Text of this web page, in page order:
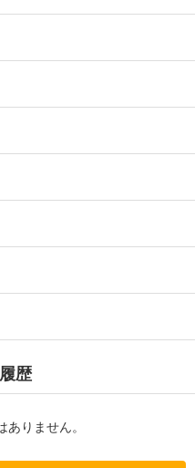
歴
りません。